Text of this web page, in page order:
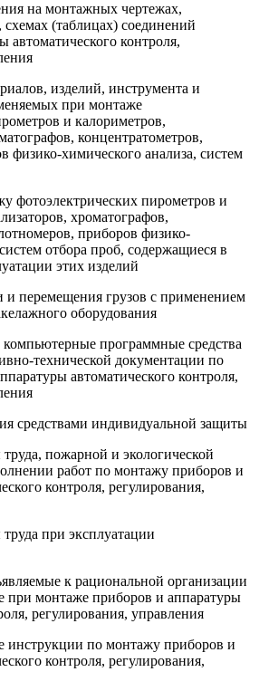
на монтажных чертежах,
схемах (таблицах) соединений
автоматического контроля,
изделий, инструмента и
при монтаже
и калориметров,
концентратометров,
физико-химического анализа, систем
фотоэлектрических пирометров и
хроматографов,
приборов физико-
отбора проб, содержащиеся в
этих изделий
и перемещения грузов с применением
оборудования
программные средства
технической документации по
автоматического контроля,
средствами индивидуальной защиты
пожарной и экологической
работ по монтажу приборов и
контроля, регулирования,
при эксплуатации
к рациональной организации
при монтаже приборов и аппаратуры
регулирования, управления
инструкции по монтажу приборов и
контроля, регулирования,